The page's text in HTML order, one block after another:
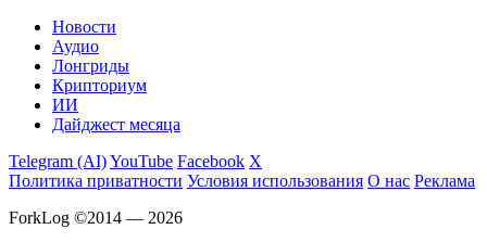
Новости
Аудио
Лонгриды
Крипториум
ИИ
Дайджест месяца
Telegram (AI)YouTube Facebook X
Политика приватности Условия использования О нас Реклама
ForkLog ©2014 — 2026